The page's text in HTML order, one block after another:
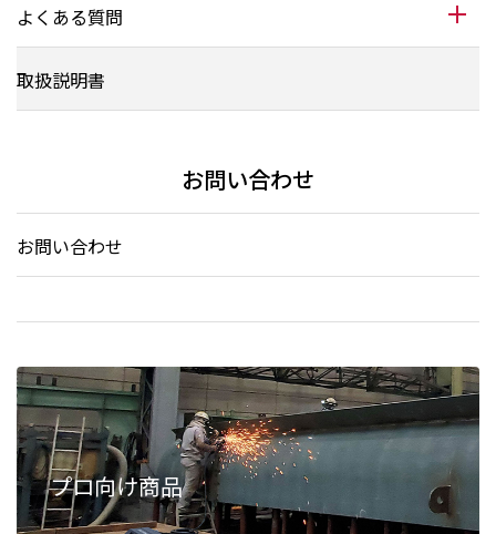
よくある質問
取扱説明書
お問い合わせ
お問い合わせ
プロ向け商品